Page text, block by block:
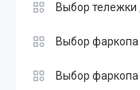
Выбор тележки
Выбор
Выбор